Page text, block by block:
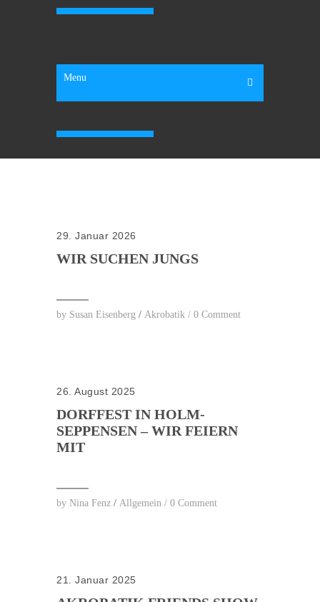
Menu
29. Januar 2026
WIR SUCHEN JUNGS
by Susan Eisenberg / Akrobatik / 0 Comment
26. August 2025
DORFFEST IN HOLM-
SEPPENSEN – WIR FEIERN
MIT
by Nina Fenz / Allgemein / 0 Comment
21. Januar 2025